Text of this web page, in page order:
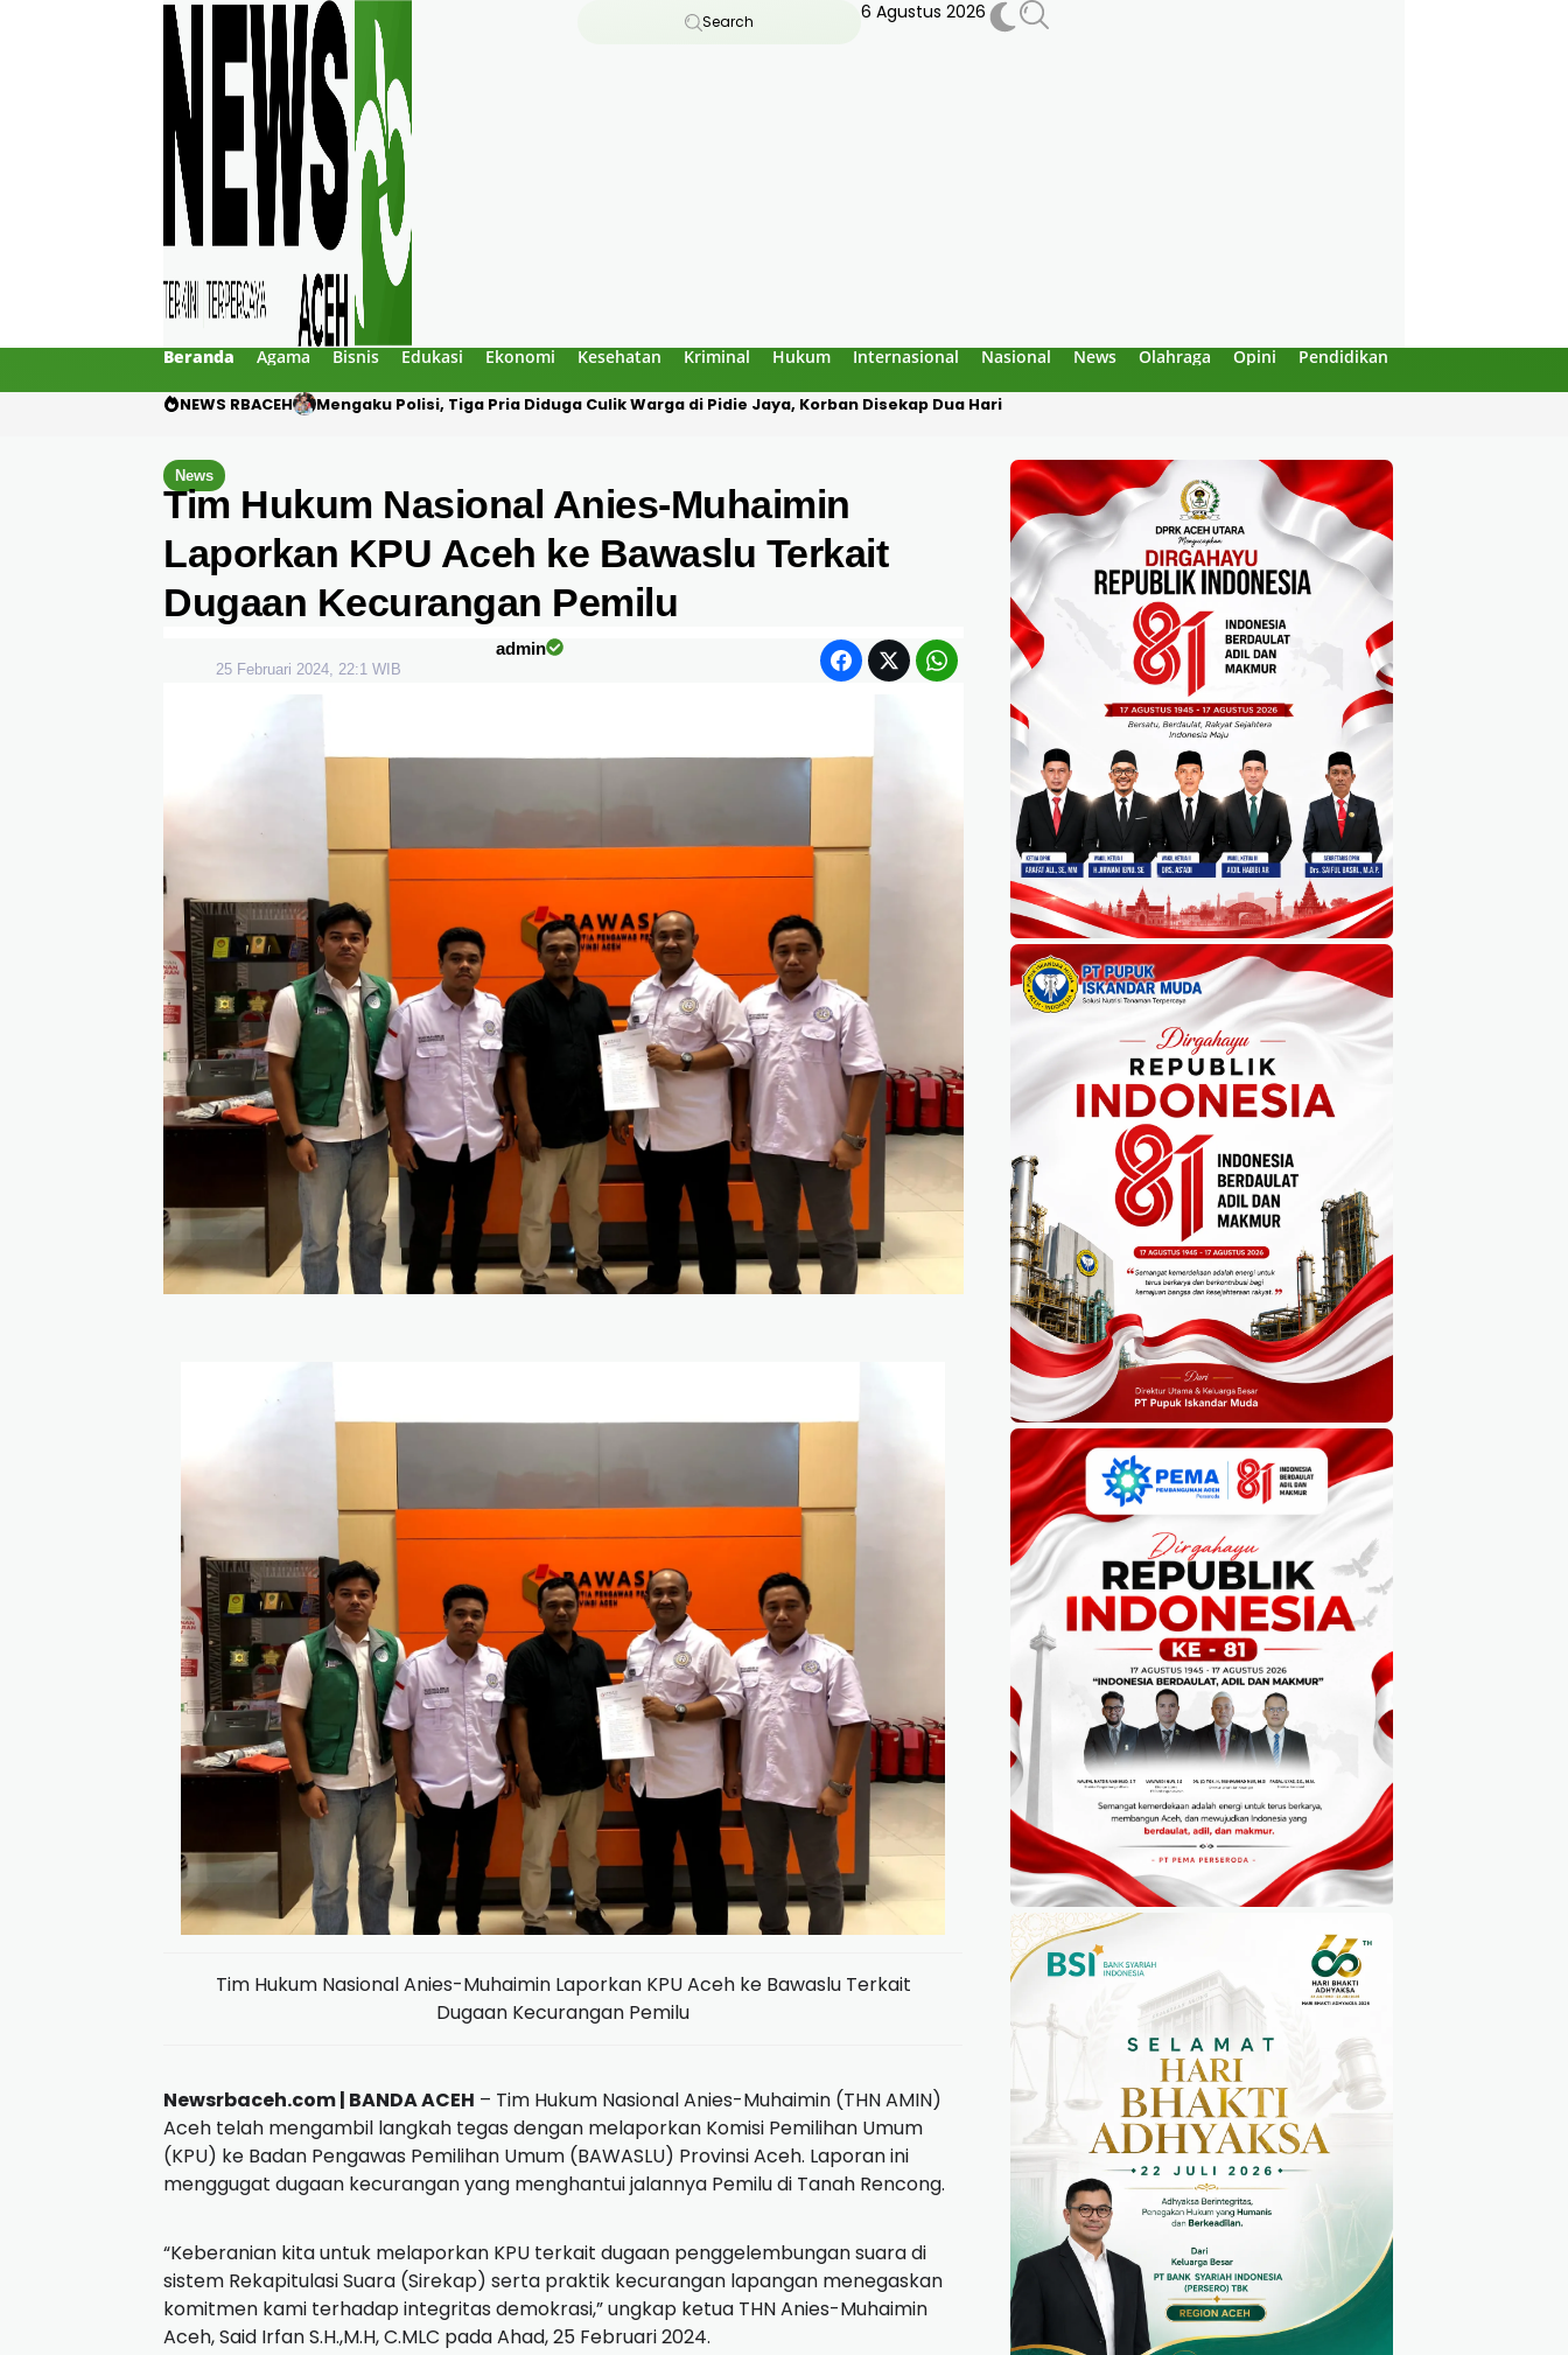
Search 6 Agustus 2026
Beranda Agama Bisnis Edukasi Ekonomi Kesehatan Kriminal Hukum Internasional Nasional News Olahraga Opini Pendidikan
NEWS RBACEH Utang Rp124 Juta Berujung Dugaan Penculikan, Korban Diborgol Hendak Dibawa ke Medan
News
Tim Hukum Nasional Anies-Muhaimin
Laporkan KPU Aceh ke Bawaslu Terkait
Dugaan Kecurangan Pemilu
admin
25 Februari 2024, 22:1 WIB
Tim Hukum Nasional Anies-Muhaimin Laporkan KPU Aceh ke Bawaslu Terkait
Dugaan Kecurangan Pemilu
Newsrbaceh.com | BANDA ACEH – Tim Hukum Nasional Anies-Muhaimin (THN AMIN)
Aceh telah mengambil langkah tegas dengan melaporkan Komisi Pemilihan Umum
(KPU) ke Badan Pengawas Pemilihan Umum (BAWASLU) Provinsi Aceh. Laporan ini
menggugat dugaan kecurangan yang menghantui jalannya Pemilu di Tanah Rencong.
“Keberanian kita untuk melaporkan KPU terkait dugaan penggelembungan suara di
sistem Rekapitulasi Suara (Sirekap) serta praktik kecurangan lapangan menegaskan
komitmen kami terhadap integritas demokrasi,” ungkap ketua THN Anies-Muhaimin
Aceh, Said Irfan S.H.,M.H, C.MLC pada Ahad, 25 Februari 2024.